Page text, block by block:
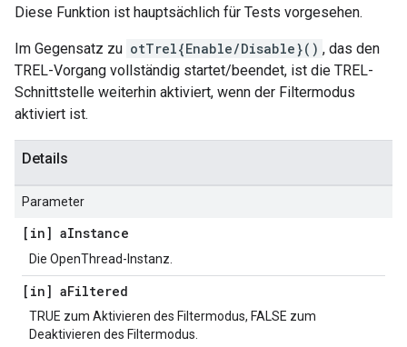
Diese Funktion ist hauptsächlich für Tests vorgesehen.
Im Gegensatz zu otTrel{Enable/Disable}() , das den
TREL-Vorgang vollständig startet/beendet, ist die TREL-
Schnittstelle weiterhin aktiviert, wenn der Filtermodus
aktiviert ist.
Details
Parameter
[in] aInstance
Die OpenThread-Instanz.
[in] aFiltered
TRUE zum Aktivieren des Filtermodus, FALSE zum
Deaktivieren des Filtermodus.